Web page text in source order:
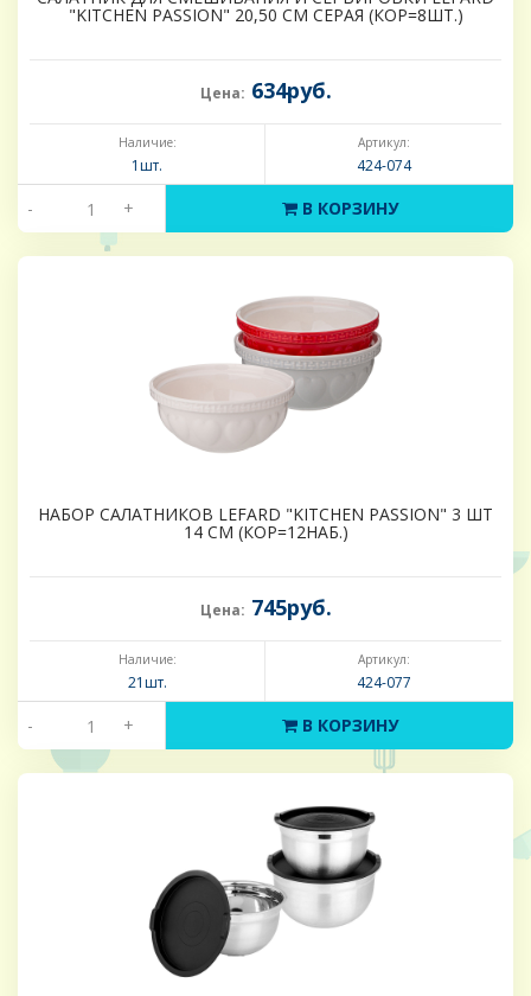
"KITCHEN PASSION" 20,50 СМ СЕРАЯ (КОР=8ШТ.)
Цена: 634руб.
Наличие:
1шт.
Артикул:
424-074
- + В КОРЗИНУ
НАБОР САЛАТНИКОВ LEFARD "KITCHEN PASSION" 3 ШТ
14 СМ (КОР=12НАБ.)
Цена: 745руб.
Наличие:
21шт.
Артикул:
424-077
- + В КОРЗИНУ